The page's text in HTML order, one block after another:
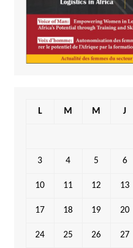
L M M J
3 4 5 6
10 11 12 13
17 18 19 20
24 25 26 27